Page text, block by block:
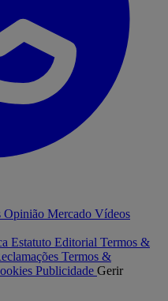
Opinião Mercado Vídeos
Estatuto Editorial Termos &
Termos &
Publicidade Gerir